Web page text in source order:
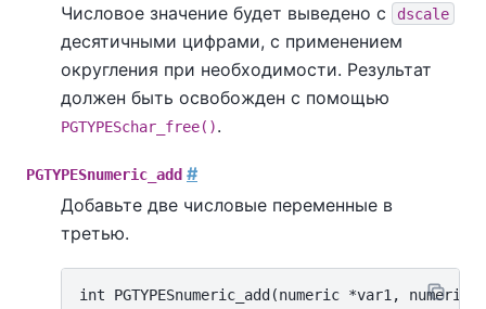
Числовое значение будет выведено с dscale
десятичными цифрами, с применением
округления при необходимости. Результат
должен быть освобожден с помощью
PGTYPESchar_free().
PGTYPESnumeric_add #
Добавьте две числовые переменные в
третью.